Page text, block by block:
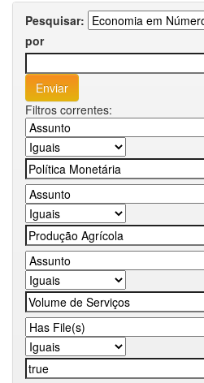
Pesquisar:
por
Filtros correntes: